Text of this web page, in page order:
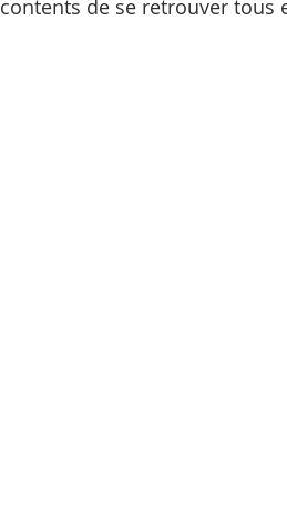
contents de se retrouver tous